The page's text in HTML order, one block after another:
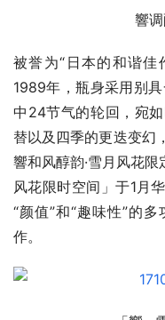
響
被誉为“日本的和谐佳
1989年，瓶身采用别
中24节气的轮回，宛
替以及四季的更迭变幻
響和风醇韵·雪月风花
风花限时空间」于1月
“颜值”和“趣味性”的
作。